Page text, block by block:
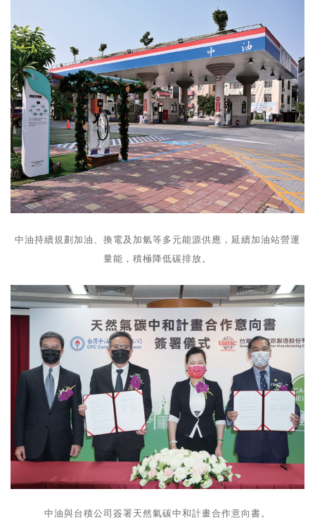
中油持續規劃加油、換電及加氫等多元能源供應，延續加油站營運
量能，積極降低碳排放。
中油與台積公司簽署天然氣碳中和計畫合作意向書。